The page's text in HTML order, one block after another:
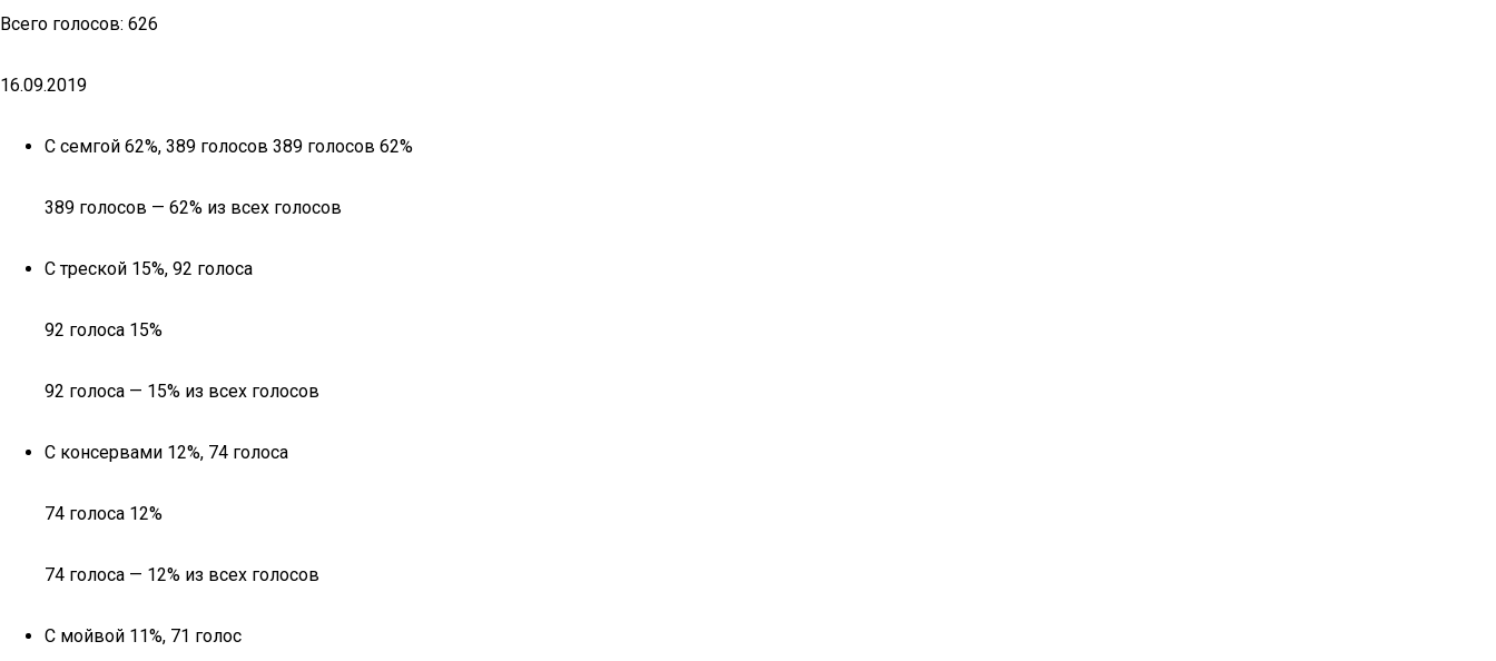
Всего голосов: 626
16.09.2019
С семгой 62%, 389 голосов 389 голосов 62%
389 голосов — 62% из всех голосов
С треской 15%, 92 голоса
92 голоса 15%
92 голоса — 15% из всех голосов
С консервами 12%, 74 голоса
74 голоса 12%
74 голоса — 12% из всех голосов
С мойвой 11%, 71 голос